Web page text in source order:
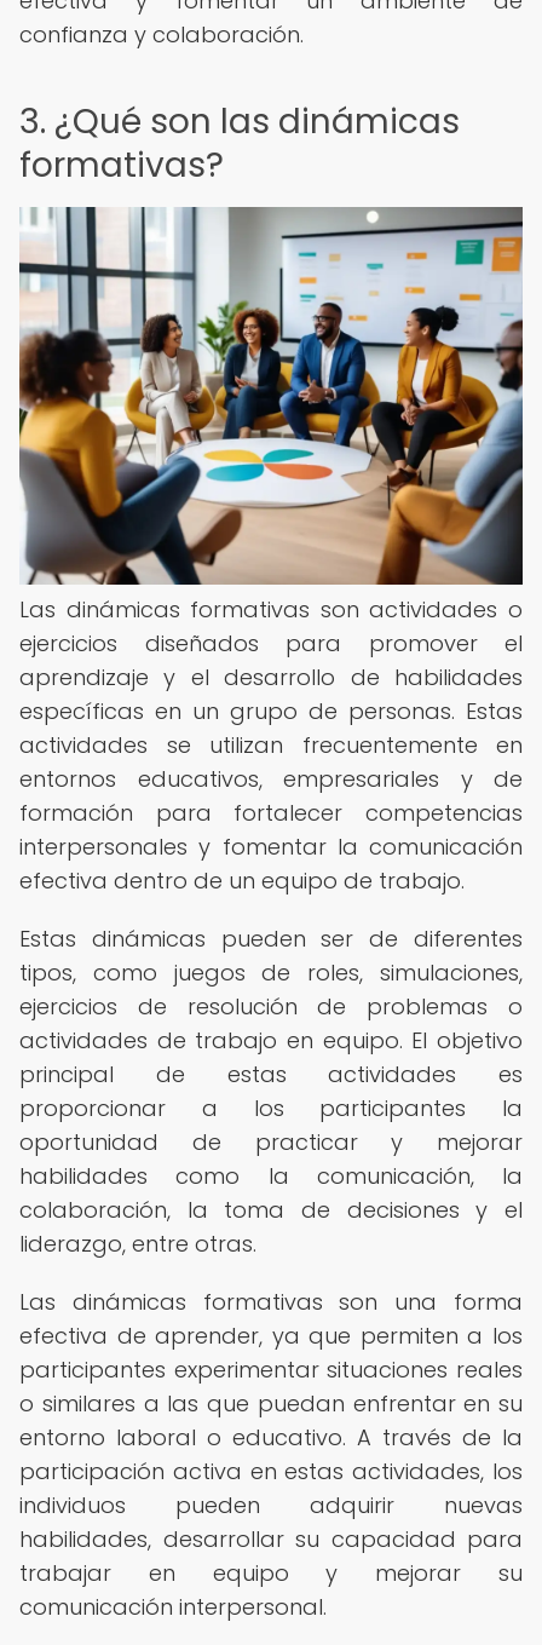
confianza y colaboración.
3. ¿Qué son las dinámicas
formativas?
Las dinámicas formativas son actividades o
ejercicios diseñados para promover el
aprendizaje y el desarrollo de habilidades
específicas en un grupo de personas. Estas
actividades se utilizan frecuentemente en
entornos educativos, empresariales y de
formación para fortalecer competencias
interpersonales y fomentar la comunicación
efectiva dentro de un equipo de trabajo.
Estas dinámicas pueden ser de diferentes
tipos, como juegos de roles, simulaciones,
ejercicios de resolución de problemas o
actividades de trabajo en equipo. El objetivo
principal de estas actividades es
proporcionar a los participantes la
oportunidad de practicar y mejorar
habilidades como la comunicación, la
colaboración, la toma de decisiones y el
liderazgo, entre otras.
Las dinámicas formativas son una forma
efectiva de aprender, ya que permiten a los
participantes experimentar situaciones reales
o similares a las que puedan enfrentar en su
entorno laboral o educativo. A través de la
participación activa en estas actividades, los
individuos pueden adquirir nuevas
habilidades, desarrollar su capacidad para
trabajar en equipo y mejorar su
comunicación interpersonal.